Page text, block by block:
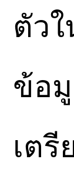
ตัว
ข้อ
เต